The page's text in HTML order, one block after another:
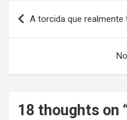
Navegação
de
A torcida que realmente
18 thoughts on